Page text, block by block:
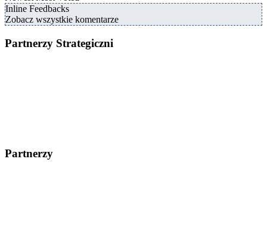
Inline Feedbacks
Zobacz wszystkie komentarze
Partnerzy Strategiczni
Partnerzy